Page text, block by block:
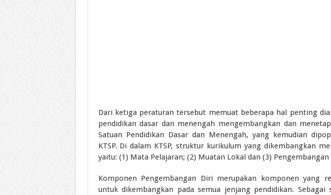
Dari ketiga peraturan tersebut memuat beberapa hal penting
pendidikan dasar dan menengah mengembangkan dan
Satuan Pendidikan Dasar dan Menengah, yang kemudian
KTSP. Di dalam KTSP, struktur kurikulum yang dikembangkan
yaitu: (1) Mata Pelajaran; (2) Muatan Lokal dan (3) Pengembangan
Komponen Pengembangan Diri merupakan komponen yang
untuk dikembangkan pada semua jenjang pendidikan. Sebagai